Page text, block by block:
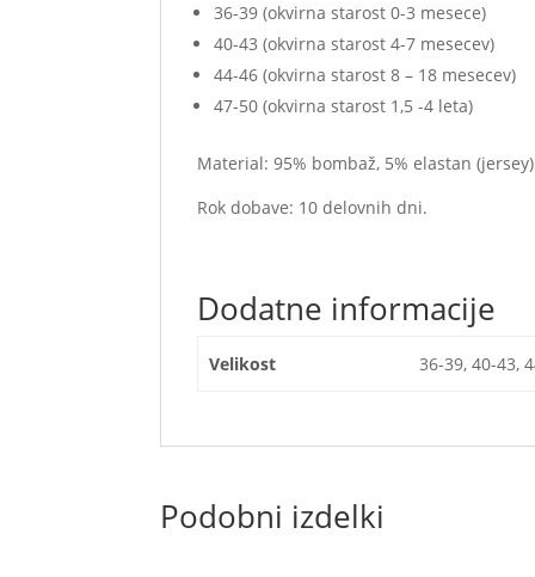
36-39 (okvirna starost 0-3 mesece)
40-43 (okvirna starost 4-7 mesecev)
44-46 (okvirna starost 8 – 18 mesecev)
47-50 (okvirna starost 1,5 -4 leta)
Material: 95% bombaž, 5% elastan
Rok dobave: 10 delovnih dni.
Dodatne informacije
Velikost 36-39, 40-43,
Podobni izdelki